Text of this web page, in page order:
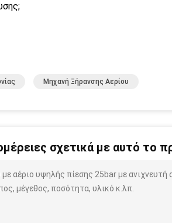
Μηχανή Ξήρανσης Αερίου
σχετικά με αυτό το
αέριο υψηλής πίεσης 25bar με
μέγεθος, ποσότητα, υλικό κ.λπ.